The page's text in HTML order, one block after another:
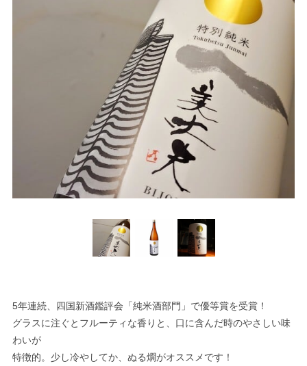
5年連続、四国新酒鑑評会「純米酒部門」で優等賞を受賞！
グラスに注ぐとフルーティな香りと、口に含んだ時のやさしい味
わいが
特徴的。少し冷やしてか、ぬる燗がオススメです！